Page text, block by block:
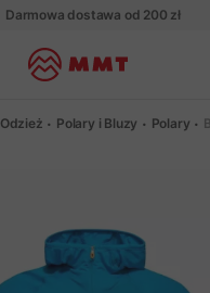
Darmowa dostawa od 200 zł
Odzież Polary i Bluzy Polary